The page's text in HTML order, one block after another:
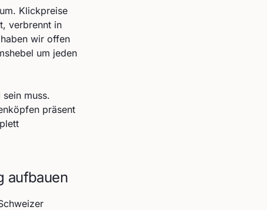
Klickpreise
verbrennt in
wir offen
um jeden
muss.
präsent
aufbauen